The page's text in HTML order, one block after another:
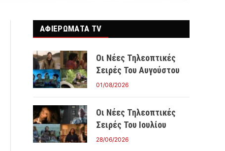
ΑΦΙΕΡΩΜΑΤΑ TV
Οι Νέες Τηλεοπτικές
Σειρές Του Αυγούστου
01/08/2026
Οι Νέες Τηλεοπτικές
Σειρές Του Ιουλίου
28/06/2026